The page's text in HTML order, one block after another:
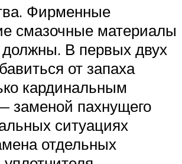
Фирменные
смазочные материалы
должны. В первых двух
от запаха
кардинальным
заменой пахнущего
ситуациях
отдельных